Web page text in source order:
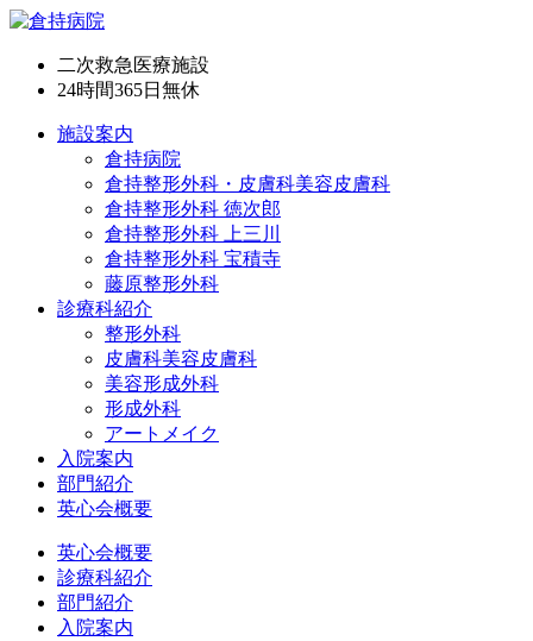
二次救急医療施設
24時間365日 無休
施設案内
倉持病院
倉持整形外科・皮膚科美容皮膚科
倉持整形外科 徳次郎
倉持整形外科 上三川
倉持整形外科 宝積寺
藤原整形外科
診療科紹介
整形外科
皮膚科美容皮膚科
美容形成外科
形成外科
アートメイク
入院案内
部門紹介
英心会概要
英心会概要
診療科紹介
部門紹介
入院案内